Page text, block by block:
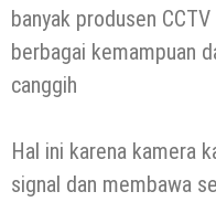
banyak produsen
berbagai kemampuan
canggih
Hal ini karena kamera
signal dan membawa